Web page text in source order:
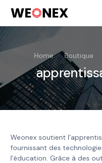
Home Boutique
Weonex soutient
fournissant des
l’éducation. Grâce à des